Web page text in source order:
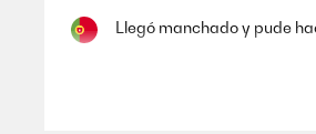
Llegó manchado y pude